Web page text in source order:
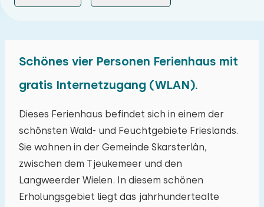
Schönes vier Personen Ferienhaus mit
gratis Internetzugang (WLAN).
Dieses Ferienhaus befindet sich in einem der
schönsten Wald- und Feuchtgebiete Frieslands.
Sie wohnen in der Gemeinde Skarsterlân,
zwischen dem Tjeukemeer und den
Langweerder Wielen. In diesem schönen
Erholungsgebiet liegt das jahrhundertealte
August 2026
Mo Di Mi Do Fr Sa So
27 28 29 30 31
03 04 05 06 07 08